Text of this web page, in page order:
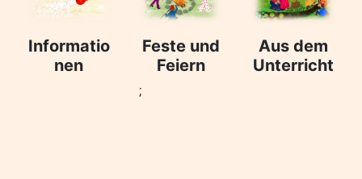
Informatio
nen
Feste und
Feiern
;
Aus dem
Unterricht